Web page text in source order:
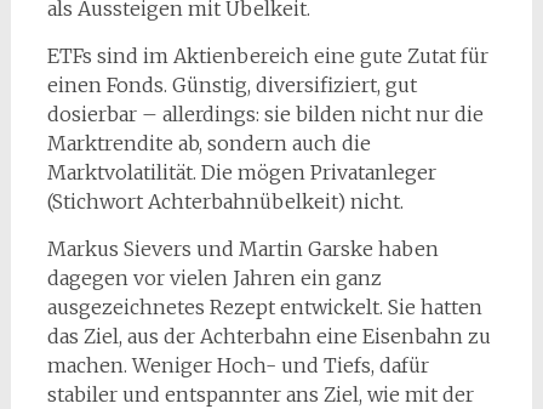
als Aussteigen mit Übelkeit.
ETFs sind im Aktienbereich eine gute Zutat für
einen Fonds. Günstig, diversifiziert, gut
dosierbar – allerdings: sie bilden nicht nur die
Marktrendite ab, sondern auch die
Marktvolatilität. Die mögen Privatanleger
(Stichwort Achterbahnübelkeit) nicht.
Markus Sievers und Martin Garske haben
dagegen vor vielen Jahren ein ganz
ausgezeichnetes Rezept entwickelt. Sie hatten
das Ziel, aus der Achterbahn eine Eisenbahn zu
machen. Weniger Hoch- und Tiefs, dafür
stabiler und entspannter ans Ziel, wie mit der